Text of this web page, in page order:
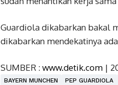
Guardiola dikabarkan bakal
dikabarkan mendekatinya
SUMBER :www.detik.com |
BAYERN MUNCHEN PEP GUARDIOLA